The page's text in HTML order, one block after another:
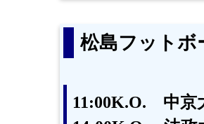
松島フットボ
11:00K.O. 中京